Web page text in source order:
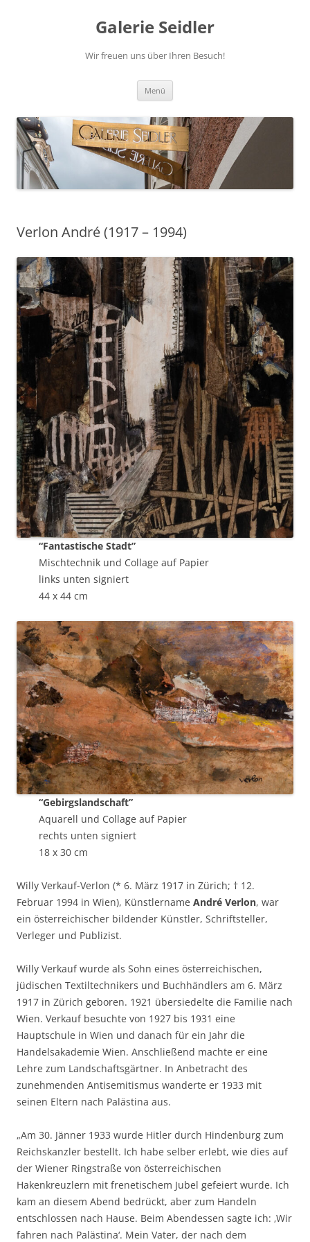
Galerie Seidler
Wir freuen uns über Ihren Besuch!
Menü
Verlon André (1917 – 1994)
“Fantastische Stadt”
Mischtechnik und Collage auf Papier
links unten signiert
44 x 44 cm
“Gebirgslandschaft”
Aquarell und Collage auf Papier
rechts unten signiert
18 x 30 cm
Willy Verkauf-Verlon (* 6. März 1917 in Zürich; † 12.
Februar 1994 in Wien), Künstlername André Verlon, war
ein österreichischer bildender Künstler, Schriftsteller,
Verleger und Publizist.
Willy Verkauf wurde als Sohn eines österreichischen,
jüdischen Textiltechnikers und Buchhändlers am 6. März
1917 in Zürich geboren. 1921 übersiedelte die Familie nach
Wien. Verkauf besuchte von 1927 bis 1931 eine
Hauptschule in Wien und danach für ein Jahr die
Handelsakademie Wien. Anschließend machte er eine
Lehre zum Landschaftsgärtner. In Anbetracht des
zunehmenden Antisemitismus wanderte er 1933 mit
seinen Eltern nach Palästina aus.
„Am 30. Jänner 1933 wurde Hitler durch Hindenburg zum
Reichskanzler bestellt. Ich habe selber erlebt, wie dies auf
der Wiener Ringstraße von österreichischen
Hakenkreuzlern mit frenetischem Jubel gefeiert wurde. Ich
kam an diesem Abend bedrückt, aber zum Handeln
entschlossen nach Hause. Beim Abendessen sagte ich: ‚Wir
fahren nach Palästina‘. Mein Vater, der nach dem